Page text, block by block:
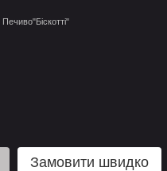
Печиво"Біскотті"
Замовити швидко